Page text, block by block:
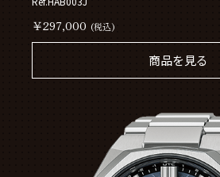
￥297,000 (税込)
商品を見る